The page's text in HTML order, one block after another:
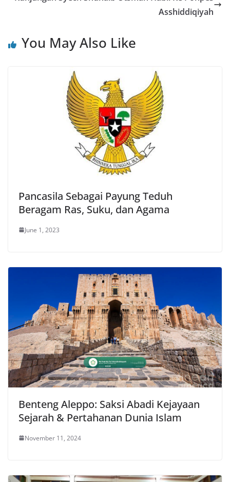
Asshiddiqiyah
You May Also Like
Pancasila Sebagai Payung Teduh
Beragam Ras, Suku, dan Agama
June 1, 2023
Benteng Aleppo: Saksi Abadi Kejayaan
Sejarah & Pertahanan Dunia Islam
November 11, 2024